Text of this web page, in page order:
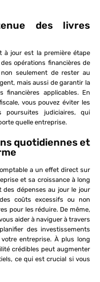
des livres
à jour est la première étape
opérations financières de
seulement de rester au
mais aussi de garantir la
financières applicables. En
vous pouvez éviter les
poursuites judiciaires, qui
quelle entreprise.
quotidiennes et
a un effet direct sur
et sa croissance à long
dépenses au jour le jour
coûts excessifs ou non
pour les réduire. De même,
aider à naviguer à travers
des investissements
entreprise. À plus long
crédibles peut augmenter
ce qui est crucial si vous